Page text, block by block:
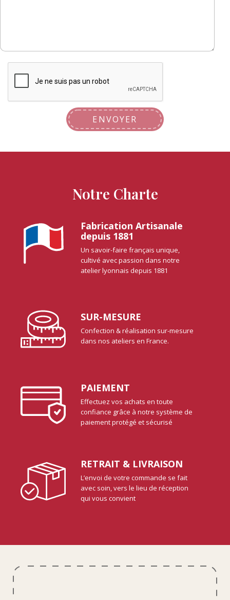
ENVOYER
Notre Charte
Fabrication Artisanale
depuis 1881
Un savoir-faire français unique,
cultivé avec passion dans notre
atelier lyonnais depuis 1881
SUR-MESURE
Confection & réalisation sur-mesure
dans nos ateliers en France.
PAIEMENT
Effectuez vos achats en toute
confiance grâce à notre système de
paiement protégé et sécurisé
RETRAIT & LIVRAISON
L’envoi de votre commande se fait
avec soin, vers le lieu de réception
qui vous convient